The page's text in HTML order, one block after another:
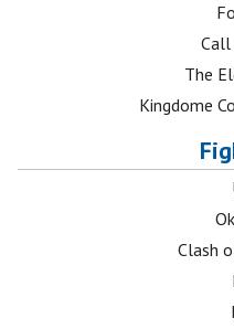
The
Kingdome
Clash